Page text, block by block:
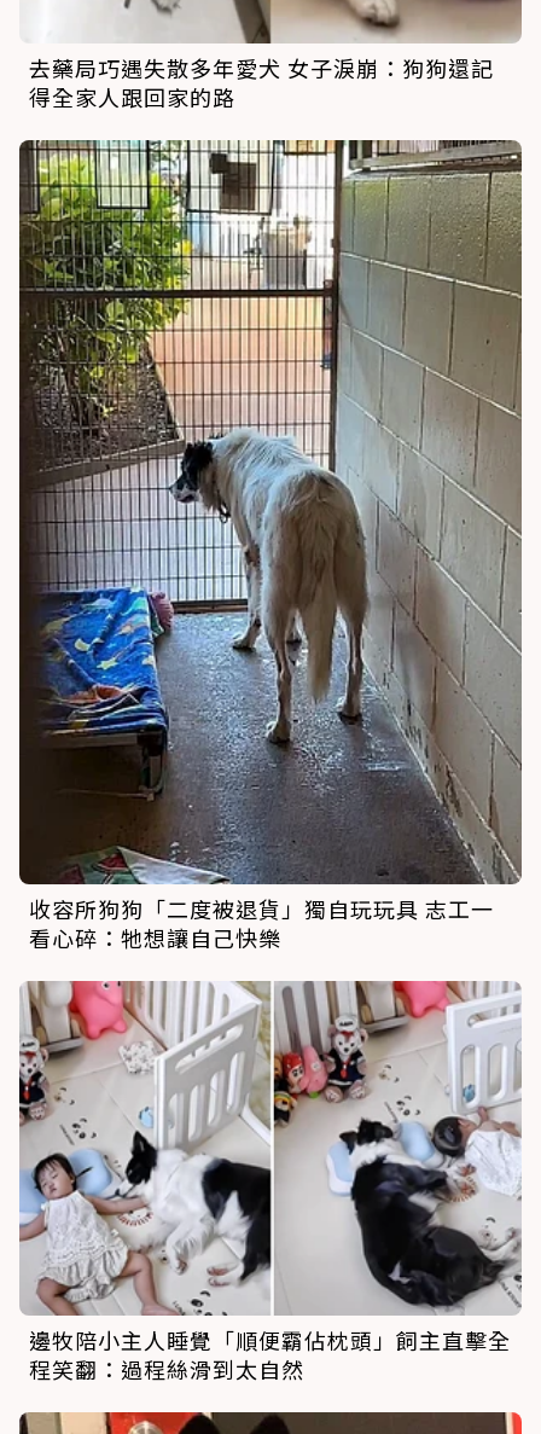
去藥局巧遇失散多年愛犬 女子淚崩：狗狗還記
得全家人跟回家的路
收容所狗狗「二度被退貨」獨自玩玩具 志工一
看心碎：牠想讓自己快樂
邊牧陪小主人睡覺「順便霸佔枕頭」飼主直擊全
程笑翻：過程絲滑到太自然